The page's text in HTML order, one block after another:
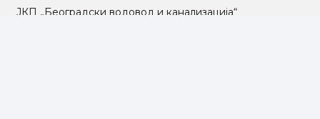
ЈКП „Београдски водовод и канализација“